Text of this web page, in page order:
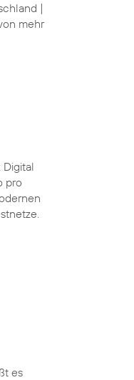
|
mehr
pro
es